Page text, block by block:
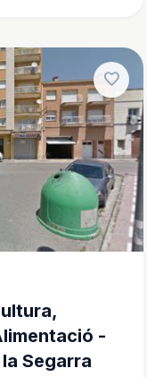
favorite
-
Segarra